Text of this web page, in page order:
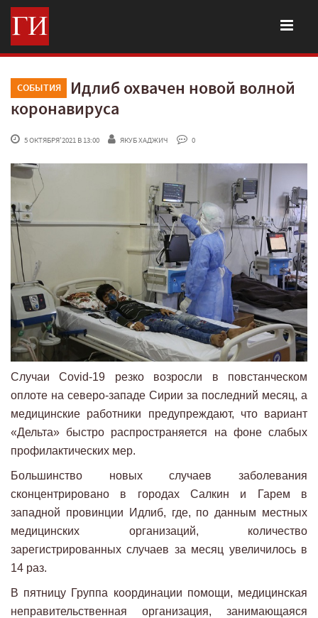
СОБЫТИЯ
Идлиб охвачен новой волной
коронавируса
5 ОКТЯБРЯ'2021 В 13:00 ЯКУБ ХАДЖИЧ 0
Случаи Covid-19 резко возросли в повстанческом
оплоте на северо-западе Сирии за последний месяц, а
медицинские работники предупреждают, что вариант
«Дельта» быстро распространяется на фоне слабых
профилактических мер.
Большинство новых случаев заболевания
сконцентрировано в городах Салкин и Гарем в
западной провинции Идлиб, где, по данным местных
медицинских организаций, количество
зарегистрированных случаев за месяц увеличилось в
14 раз.
В пятницу Группа координации помощи, медицинская
неправительственная организация, занимающаяся